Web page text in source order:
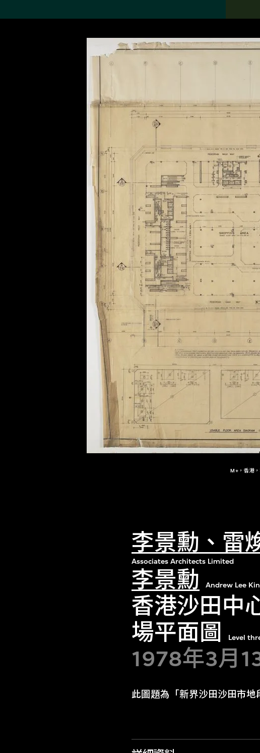
M+，香港
李景勳、雷
Associates Architects Limited
李景勳 Andrew Lee
香港沙田中
場平面圖
Level
1978年3月
此圖題為「新界沙田沙田市
搜索M+藏品 Search the
19,052項結果
關於M+藏品
探索世界頂級的二十及二十
一世紀視覺文化藏品。